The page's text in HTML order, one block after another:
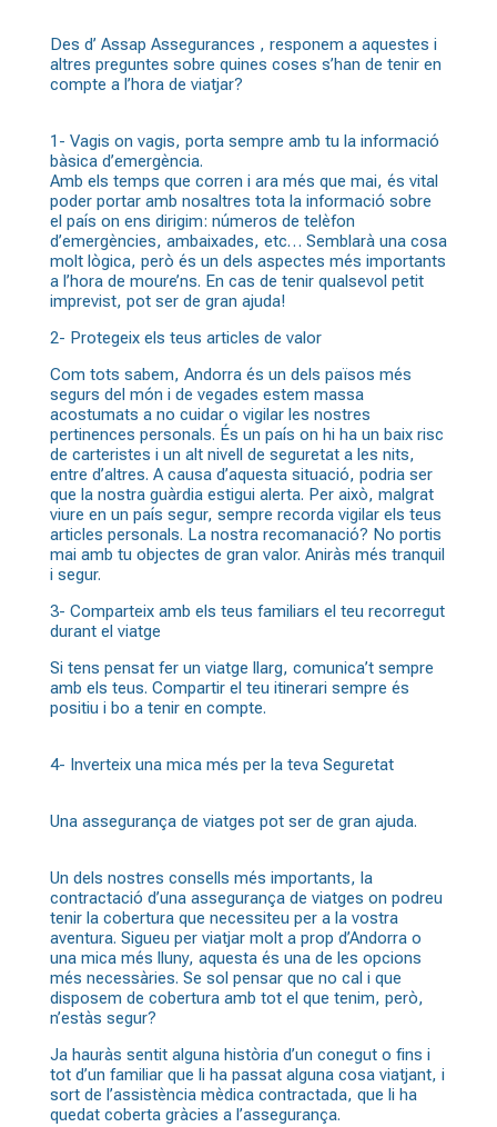
Des d’ Assap Assegurances , responem a aquestes i
altres preguntes sobre quines coses s’han de tenir en
compte a l’hora de viatjar?
1- Vagis on vagis, porta sempre amb tu la informació
bàsica d’emergència.
Amb els temps que corren i ara més que mai, és vital
poder portar amb nosaltres tota la informació sobre
el país on ens dirigim: números de telèfon
d’emergències, ambaixades, etc… Semblarà una cosa
molt lògica, però és un dels aspectes més importants
a l’hora de moure’ns. En cas de tenir qualsevol petit
imprevist, pot ser de gran ajuda!
2- Protegeix els teus articles de valor
Com tots sabem, Andorra és un dels països més
segurs del món i de vegades estem massa
acostumats a no cuidar o vigilar les nostres
pertinences personals. És un país on hi ha un baix risc
de carteristes i un alt nivell de seguretat a les nits,
entre d’altres. A causa d’aquesta situació, podria ser
que la nostra guàrdia estigui alerta. Per això, malgrat
viure en un país segur, sempre recorda vigilar els teus
articles personals. La nostra recomanació? No portis
mai amb tu objectes de gran valor. Aniràs més tranquil
i segur.
3- Comparteix amb els teus familiars el teu recorregut
durant el viatge
Si tens pensat fer un viatge llarg, comunica’t sempre
amb els teus. Compartir el teu itinerari sempre és
positiu i bo a tenir en compte.
4- Inverteix una mica més per la teva Seguretat
Una assegurança de viatges pot ser de gran ajuda.
Un dels nostres consells més importants, la
contractació d’una assegurança de viatges on podreu
tenir la cobertura que necessiteu per a la vostra
aventura. Sigueu per viatjar molt a prop d’Andorra o
una mica més lluny, aquesta és una de les opcions
més necessàries. Se sol pensar que no cal i que
disposem de cobertura amb tot el que tenim, però,
n’estàs segur?
Ja hauràs sentit alguna història d’un conegut o fins i
tot d’un familiar que li ha passat alguna cosa viatjant, i
sort de l’assistència mèdica contractada, que li ha
quedat coberta gràcies a l’assegurança.